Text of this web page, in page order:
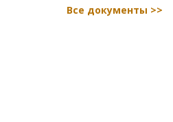
Все документы >>